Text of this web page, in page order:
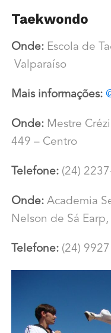
Taekwondo
Onde: Escola de
Valparaíso
Mais informações:
Onde: Mestre
449 – Centro
Telefone: (24)
Onde:Academia
Nelson de Sá
Telefone: (24)